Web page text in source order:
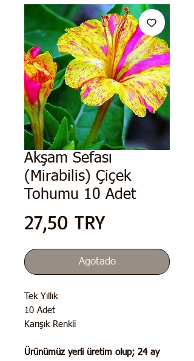
Akşam Sefası
(Mirabilis) Çiçek
Tohumu 10 Adet
27,50 TRYPrecio
Agotado
Tek Yıllık
10 Adet
Karışık Renkli
Ürünümüz yerli üretim olup; 24 ay